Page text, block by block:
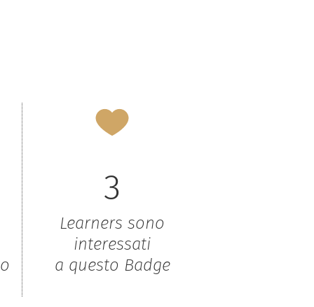
3
Learners sono
interessati
a questo Badge